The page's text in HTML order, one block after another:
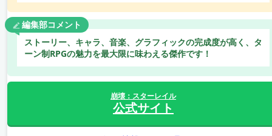
編集部コメント
ストーリー、キャラ、音楽、グラフィックの完成度が高く、タ
ーン制RPGの魅力を最大限に味わえる傑作です！
崩壊：スターレイル
公式サイト